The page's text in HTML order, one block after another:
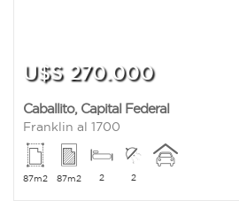
U$S 270.000
Caballito, Capital Federal
Franklin al 1700
87m2 87m2 2 2